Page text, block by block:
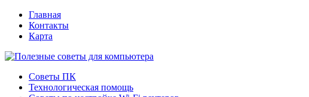
Главная
Контакты
Карта
Советы ПК
Технологическая помощь